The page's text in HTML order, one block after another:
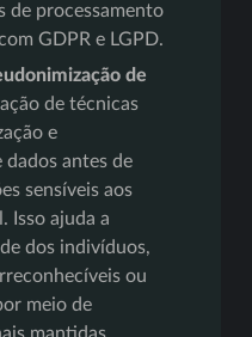
de processamento
GDPR e LGPD.
de
de técnicas
e
dados antes de
sensíveis aos
Isso ajuda a
dos indivíduos,
ou
meio de